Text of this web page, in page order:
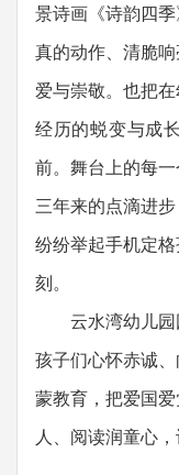
景诗画《诗韵四
真的动作、清脆
爱与崇敬。也把在
经历的蜕变与成
前。舞台上的每
三年来的点滴进
纷纷举起手机定
刻。
云水湾幼儿园
孩子们心怀赤诚
蒙教育，把爱国
人、阅读润童心，